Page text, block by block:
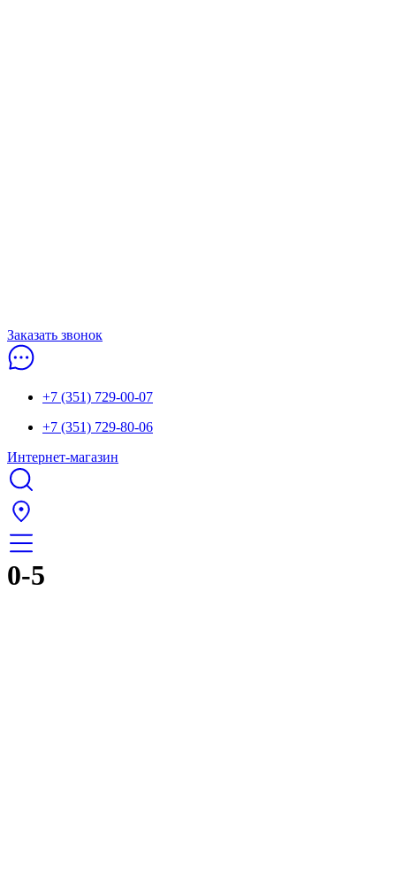
Заказать звонок
+7 (351) 729-00-07
+7 (351) 729-80-06
Интернет-магазин
0-5